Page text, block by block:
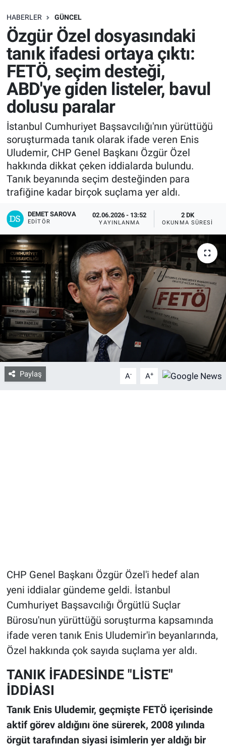
HABERLER GÜNCEL
Özgür Özel dosyasındaki
tanık ifadesi ortaya çıktı:
FETÖ, seçim desteği,
ABD'ye giden listeler, bavul
dolusu paralar
İstanbul Cumhuriyet Başsavcılığı'nın yürüttüğü
soruşturmada tanık olarak ifade veren Enis
Uludemir, CHP Genel Başkanı Özgür Özel
hakkında dikkat çeken iddialarda bulundu.
Tanık beyanında seçim desteğinden para
trafiğine kadar birçok suçlama yer aldı.
DEMET SAROVA
EDITÖR
02.06.2026 - 13:52
YAYINLANMA
2 DK
OKUNMA SÜRESI
Paylaş A- A+
CHP Genel Başkanı Özgür Özel'i hedef alan
yeni iddialar gündeme geldi. İstanbul
Cumhuriyet Başsavcılığı Örgütlü Suçlar
Bürosu'nun yürüttüğü soruşturma kapsamında
ifade veren tanık Enis Uludemir'in beyanlarında,
Özel hakkında çok sayıda suçlama yer aldı.
TANIK İFADESİNDE "LİSTE"
İDDİASI
Tanık Enis Uludemir, geçmişte FETÖ içerisinde
aktif görev aldığını öne sürerek, 2008 yılında
örgüt tarafından siyasi isimlerin yer aldığı bir
SAĞLIK
EKONOMİ
EĞİTİM
ÖZEL HABER
Keşfet
ASTROLOJİ
MANŞET
RESMİ İLANLAR
İLAN
Bize ulaşın
İletişim/Künye
Yaşam
Gözden Kaçmasın
İletişim (Künye)